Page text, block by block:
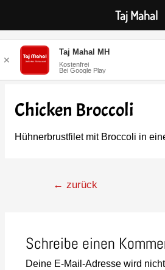
Chicken Broccoli
Hühnerbrustfilet mit Broccoli in
← zurück
Schreibe einen
Deine E-Mail-Adresse wird
Taj Mahal
✕
Taj Mahal MH
Kostenfrei
Bei Google Play